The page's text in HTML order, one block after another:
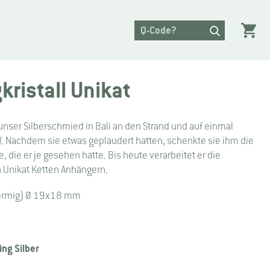
Unikat
Silberschmied in Bali an den Strand und auf einmal
Nachdem sie etwas geplaudert hatten, schenkte sie ihm die
die er je gesehen hatte. Bis heute verarbeitet er die
Ketten Anhängern.
Ø 19x18 mm
Silber